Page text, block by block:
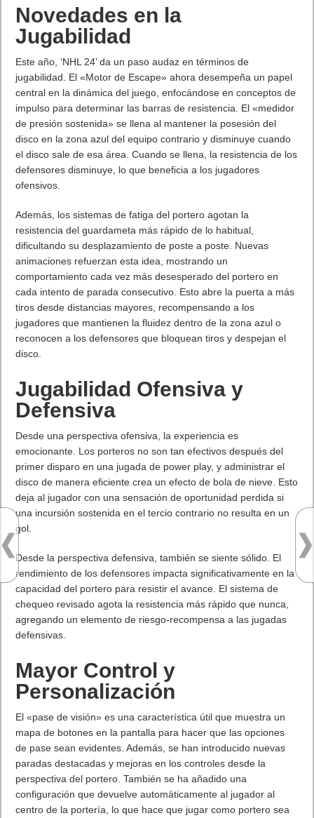
Novedades en la
Jugabilidad
Este año, ‘NHL 24’ da un paso audaz en términos de
jugabilidad. El «Motor de Escape» ahora desempeña un papel
central en la dinámica del juego, enfocándose en conceptos de
impulso para determinar las barras de resistencia. El «medidor
de presión sostenida» se llena al mantener la posesión del
disco en la zona azul del equipo contrario y disminuye cuando
el disco sale de esa área. Cuando se llena, la resistencia de los
defensores disminuye, lo que beneficia a los jugadores
ofensivos.
Además, los sistemas de fatiga del portero agotan la
resistencia del guardameta más rápido de lo habitual,
dificultando su desplazamiento de poste a poste. Nuevas
animaciones refuerzan esta idea, mostrando un
comportamiento cada vez más desesperado del portero en
cada intento de parada consecutivo. Esto abre la puerta a más
tiros desde distancias mayores, recompensando a los
jugadores que mantienen la fluidez dentro de la zona azul o
reconocen a los defensores que bloquean tiros y despejan el
disco.
Jugabilidad Ofensiva y
Defensiva
Desde una perspectiva ofensiva, la experiencia es
emocionante. Los porteros no son tan efectivos después del
primer disparo en una jugada de power play, y administrar el
disco de manera eficiente crea un efecto de bola de nieve. Esto
deja al jugador con una sensación de oportunidad perdida si
una incursión sostenida en el tercio contrario no resulta en un
gol.
Desde la perspectiva defensiva, también se siente sólido. El
rendimiento de los defensores impacta significativamente en la
capacidad del portero para resistir el avance. El sistema de
chequeo revisado agota la resistencia más rápido que nunca,
agregando un elemento de riesgo-recompensa a las jugadas
defensivas.
Mayor Control y
Personalización
El «pase de visión» es una característica útil que muestra un
mapa de botones en la pantalla para hacer que las opciones
de pase sean evidentes. Además, se han introducido nuevas
paradas destacadas y mejoras en los controles desde la
perspectiva del portero. También se ha añadido una
configuración que devuelve automáticamente al jugador al
centro de la portería, lo que hace que jugar como portero sea